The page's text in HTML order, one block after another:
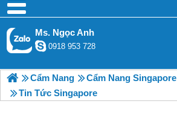
Ms. Ngọc Anh
0918 953 728
Cẩm Nang
Cẩm Nang Singapore
Tin Tức Singapore